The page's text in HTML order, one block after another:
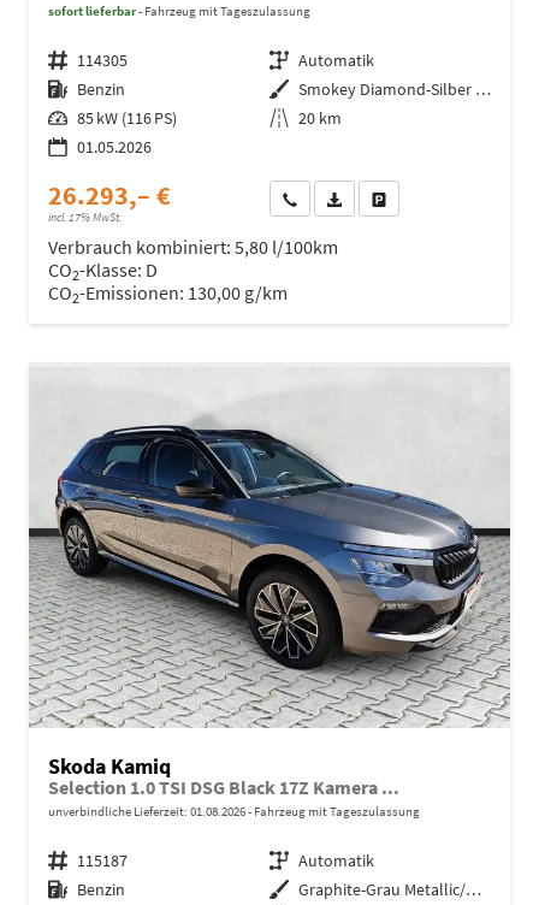
sofort lieferbar Fahrzeug mit Tageszulassung
Fahrzeugnr. 114305 Getriebe Automatik
Kraftstoff Benzin Außenfarbe
Smokey Diamond-Silber .../Silber
Leistung 85 kW (116 PS) Kilometerstand 20 km
01.05.2026
26.293,– €
incl. 17% MwSt.
Wir rufen Sie anFahrzeugexposé (PDF)
Verbrauch kombiniert: 5,80 l/100km
CO2-Klasse: D
CO2-Emissionen: 130,00 g/km
Skoda Kamiq
Selection 1.0 TSI DSG Black 17Z Kamera ...
unverbindliche Lieferzeit: 01.08.2026 Fahrzeug mit Tageszulassung
Fahrzeugnr. 115187 Getriebe Automatik
Kraftstoff Benzin Außenfarbe
Graphite-Grau Metallic/Grau